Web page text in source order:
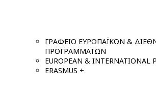
ΓΡΑΦΕΙΟ ΕΥΡΩΠΑΪΚΩΝ &
ΠΡΟΓΡΑΜΜΑΤΩΝ
EUROPEAN & INTERNATIONAL
ERASMUS +